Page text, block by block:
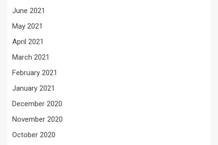
June 2021
May 2021
April 2021
March 2021
February 2021
January 2021
December 2020
November 2020
October 2020